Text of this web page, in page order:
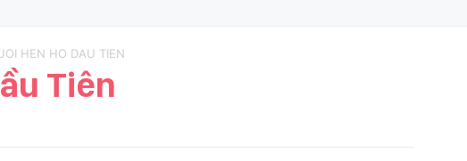
HEN HO DAU TIEN
Tiên